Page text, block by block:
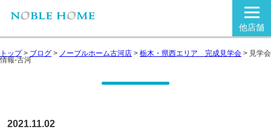
他店舗
トップ> ブログ > ノーブルホーム古河店 > 栃木・県西エリア 完成見学会 > 見学会
情報-古河
2021.11.02